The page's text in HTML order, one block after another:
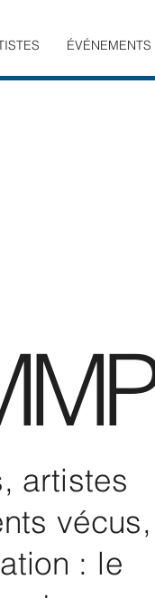
ÉVÉNEMENTS
artistes
vécus,
: le